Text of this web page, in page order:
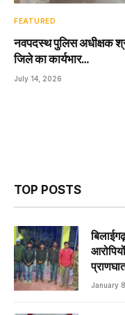
FEATURED
नवपदस्थ पुलिस अधीक्षक
जिले का कार्यभार…
July 14, 2026
TOP POSTS
January